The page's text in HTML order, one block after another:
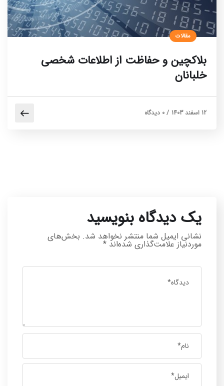
مقالات
بلاکچین و حفاظت از اطلاعات شخصی
خلبانان
12 اسفند 1403 / 0 دیدگاه
یک دیدگاه بنویسید
نشانی ایمیل شما منتشر نخواهد شد. بخش‌های
موردنیاز علامت‌گذاری شده‌اند *